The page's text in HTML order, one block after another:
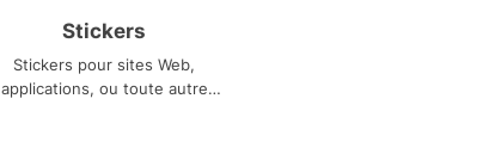
Stickers
Stickers pour sites Web,
applications, ou toute autre